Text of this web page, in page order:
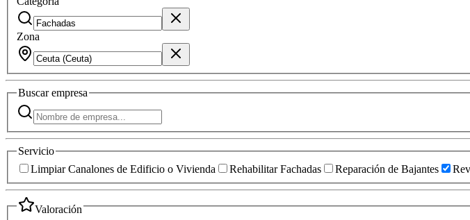
Zona
Buscarempresa
Servicio
Limpiar Canalones de Edificio o Vivienda
Rehabilitar Fachadas Reparación de Bajantes
Valoración